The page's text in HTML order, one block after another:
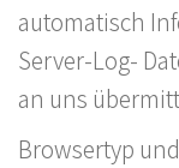
automatisch
Server-Log-
an uns
Browsertyp